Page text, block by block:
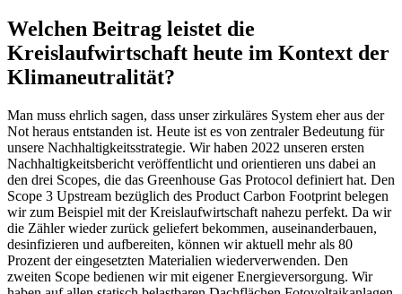
Welchen Beitrag leistet die
Kreislaufwirtschaft heute im Kontext der
Klimaneutralität?
Man muss ehrlich sagen, dass unser zirkuläres System eher aus der
Not heraus entstanden ist. Heute ist es von zentraler Bedeutung für
unsere Nachhaltigkeitsstrategie. Wir haben 2022 unseren ersten
Nachhaltigkeitsbericht veröffentlicht und orientieren uns dabei an
den drei Scopes, die das Greenhouse Gas Protocol definiert hat. Den
Scope 3 Upstream bezüglich des Product Carbon Footprint belegen
wir zum Beispiel mit der Kreislaufwirtschaft nahezu perfekt. Da wir
die Zähler wieder zurück geliefert bekommen, auseinanderbauen,
desinfizieren und aufbereiten, können wir aktuell mehr als 80
Prozent der eingesetzten Materialien wiederverwenden. Den
zweiten Scope bedienen wir mit eigener Energieversorgung. Wir